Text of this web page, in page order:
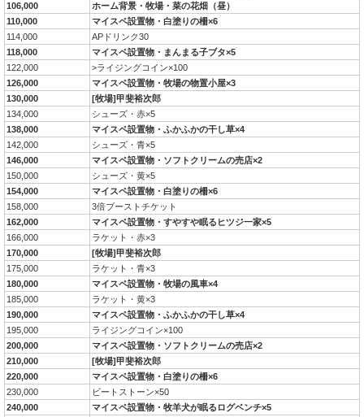
106,000
ホーム背景・牧場・菜の花畑（昼）
110,000
マイスペ設置物・白塗りの柵×6
114,000
APドリンク30
118,000
マイスペ設置物・まんまる子ブタ×5
122,000
>ライジングコイン×100
126,000
マイスペ設置物・牧場の物置小屋×3
130,000
[牧場]甲斐裕次郎
134,000
シューズ・赤×5
138,000
マイスペ設置物・ふかふかの干し草×4
142,000
シューズ・青×5
146,000
マイスペ設置物・ソフトクリームの売店×2
150,000
シューズ・黄×5
154,000
マイスペ設置物・白塗りの柵×6
158,000
3倍ブーストチケット
162,000
マイスペ設置物・すやすや眠るヒツジ一家×5
166,000
ラケット・赤×3
170,000
[牧場]甲斐裕次郎
175,000
ラケット・青×3
180,000
マイスペ設置物・牧場の風車×4
185,000
ラケット・黄×3
190,000
マイスペ設置物・ふかふかの干し草×4
195,000
ライジングコイン×100
200,000
マイスペ設置物・ソフトクリームの売店×2
210,000
[牧場]甲斐裕次郎
220,000
マイスペ設置物・白塗りの柵×6
230,000
ビートストーン×50
240,000
マイスペ設置物・牧羊犬が眠るログベンチ×5